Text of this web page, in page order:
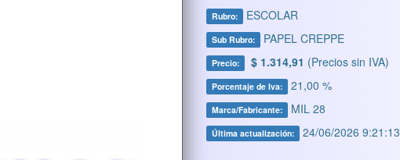
Rubro: ESCOLAR
Sub Rubro: PAPEL CREPPE
Precio: $ 1.314,91 (Precios sin IVA)
Porcentaje de Iva: 21,00 %
Marca/Fabricante: MIL 28
Última actualización: 24/06/2026 9:21:13